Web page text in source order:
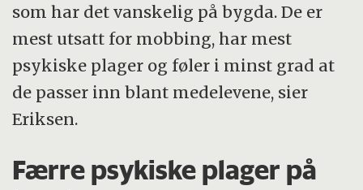
som har det vanskelig på bygda. De er
mest utsatt for mobbing, har mest
psykiske plager og føler i minst grad at
de passer inn blant medelevene, sier
Eriksen.
Færre psykiske plager på